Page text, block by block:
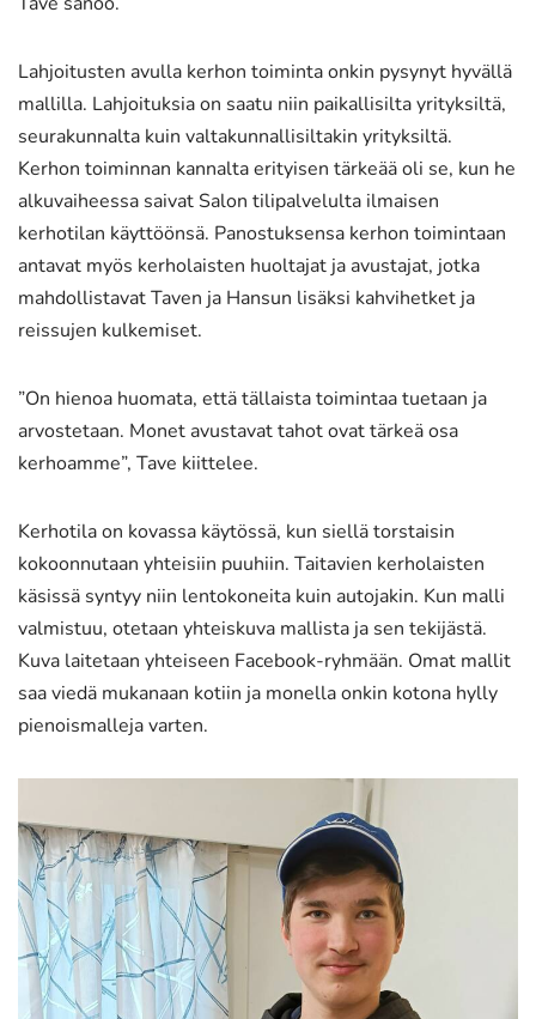
Lahjoitusten avulla kerhon toiminta onkin pysynyt hyvällä
mallilla. Lahjoituksia on saatu niin paikallisilta yrityksiltä,
seurakunnalta kuin valtakunnallisiltakin yrityksiltä.
Kerhon toiminnan kannalta erityisen tärkeää oli se, kun he
alkuvaiheessa saivat Salon tilipalvelulta ilmaisen
kerhotilan käyttöönsä. Panostuksensa kerhon toimintaan
antavat myös kerholaisten huoltajat ja avustajat, jotka
mahdollistavat Taven ja Hansun lisäksi kahvihetket ja
reissujen kulkemiset.
”On hienoa huomata, että tällaista toimintaa tuetaan ja
arvostetaan. Monet avustavat tahot ovat tärkeä osa
kerhoamme”, Tave kiittelee.
Kerhotila on kovassa käytössä, kun siellä torstaisin
kokoonnutaan yhteisiin puuhiin. Taitavien kerholaisten
käsissä syntyy niin lentokoneita kuin autojakin. Kun malli
valmistuu, otetaan yhteiskuva mallista ja sen tekijästä.
Kuva laitetaan yhteiseen Facebook-ryhmään. Omat mallit
saa viedä mukanaan kotiin ja monella onkin kotona hylly
pienoismalleja varten.